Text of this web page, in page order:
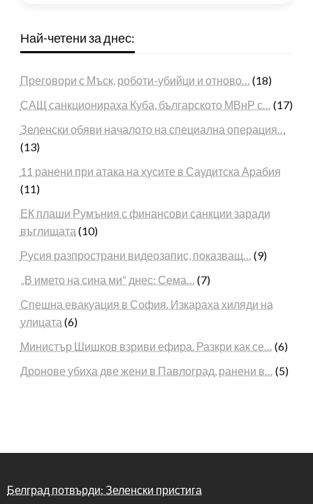
Най-четени за днес:
Преговори с Мъск, роботи-убийци и отново… (18)
САЩ санкционираха Куба, българското МВнР с… (17)
Зеленски обяви началото на специална операция…
(13)
11 ранени при атака на хусите в Саудитска Арабия
(11)
ЕК плаши Румъния с финансови санкции заради
въглищата (10)
Русия разпространи видеозапис, показващ… (9)
„В името на сина ми“ днес: Сема… (7)
Спешна евакуация в София. Изкараха хиляди на
улицата (6)
Министър Шишков взриви ефира. Разкри как се… (6)
Дронове убиха две жени в Павлоград, ранени в… (5)
Белград потвърди: Зеленски пристига